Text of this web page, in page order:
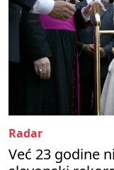
Radar
Već 23 godine